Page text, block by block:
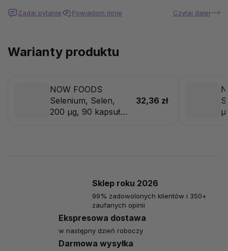
Czytaj dalej
Zadaj pytanie Powiadom mnie
Warianty produktu
NOW FOODS
Selenium, Selen,
200 μg, 90 kapsułek
32,36 zł
Ekspresowa dostawa
w następny dzień roboczy
Darmowa wysyłka
Sklep roku 2026
99% zadowolonych klientów i 350+
zaufanych opinii